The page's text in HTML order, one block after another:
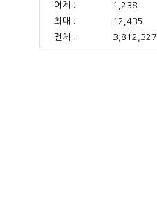
어제 :
1,238
최대 :
12,435
전체 :
3,812,327